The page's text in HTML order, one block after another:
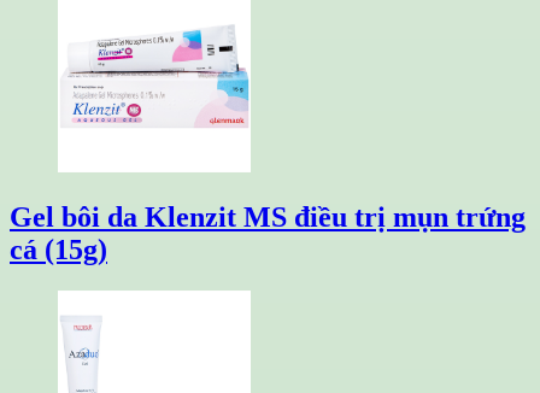
Gel bôi da Klenzit MS điều trị mụn trứng
cá (15g)